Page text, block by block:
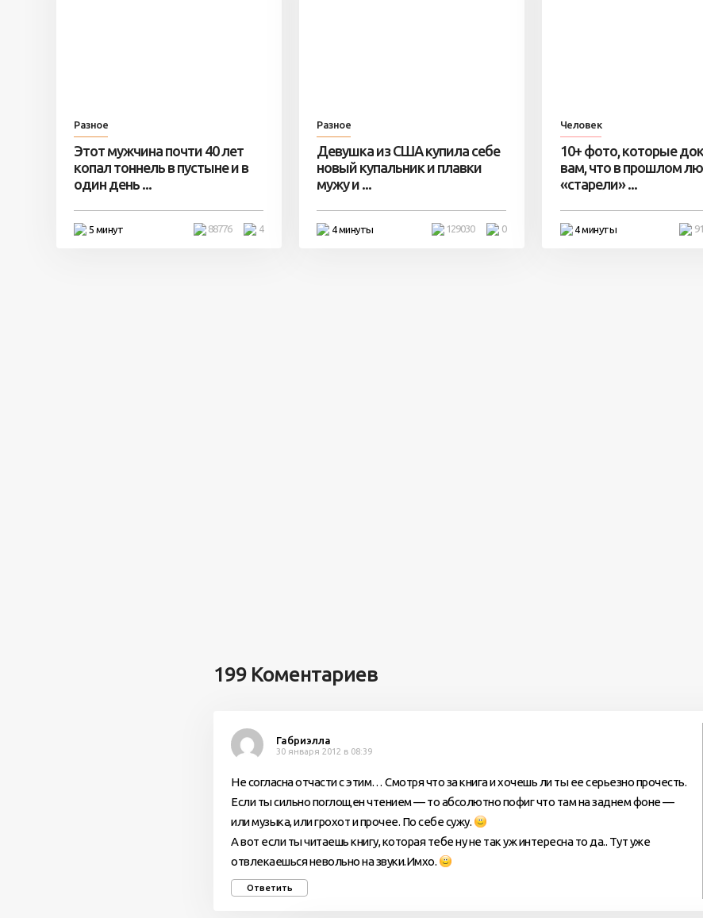
Разное
Этот мужчина почти 40 лет
копал тоннель в пустыне и в
один день ...
5 минут 4
88776
Разное
Девушка из США купила себе
новый купальник и плавки
мужу и ...
4 минуты 0
129030
Человек
10+ фото, которые
вам, что в прошлом
«старели» ...
4 минуты
199 Коментариев
Габриэлла
30 января 2012 в 08:39
Не согласна отчасти с этим… Смотря что за книга и хочешь ли ты ее серьезно прочесть.
Если ты сильно поглощен чтением — то абсолютно пофиг что там на заднем фоне —
или музыка, или грохот и прочее. По себе сужу.
А вот если ты читаешь книгу, которая тебе ну не так уж интересна то да.. Тут уже
отвлекаешься невольно на звуки.Имхо.
Ответить